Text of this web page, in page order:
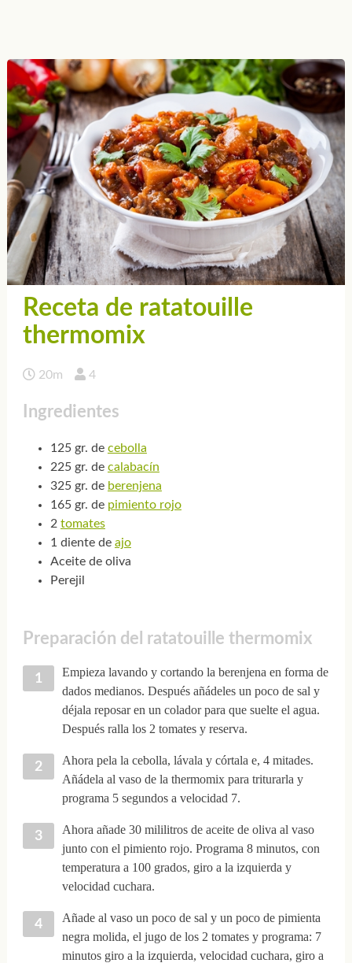
Receta de ratatouille
thermomix
20m 4
Ingredientes
125 gr. de cebolla
225 gr. de calabacín
325 gr. de berenjena
165 gr. de pimiento rojo
2 tomates
1 diente de ajo
Aceite de oliva
Perejil
Preparación del ratatouille thermomix
Empieza lavando y cortando la berenjena en forma de
dados medianos. Después añádeles un poco de sal y
déjala reposar en un colador para que suelte el agua.
Después ralla los 2 tomates y reserva.
Ahora pela la cebolla, lávala y córtala e, 4 mitades.
Añádela al vaso de la thermomix para triturarla y
programa 5 segundos a velocidad 7.
Ahora añade 30 mililitros de aceite de oliva al vaso
junto con el pimiento rojo. Programa 8 minutos, con
temperatura a 100 grados, giro a la izquierda y
velocidad cuchara.
Añade al vaso un poco de sal y un poco de pimienta
negra molida, el jugo de los 2 tomates y programa: 7
minutos giro a la izquierda, velocidad cuchara, giro a